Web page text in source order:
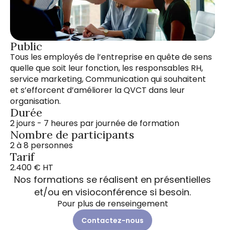
Public
Tous les employés de l’entreprise en quête de sens
quelle que soit leur fonction, les responsables RH,
service marketing, Communication qui souhaitent
et s’efforcent d’améliorer la QVCT dans leur
organisation.
Durée
2 jours - 7 heures par journée de formation
Nombre de participants
2 à 8 personnes
Tarif
2.400 € HT
Nos formations se réalisent en présentielles
et/ou en visioconférence si besoin.
Pour plus de renseingement
Contactez-nous